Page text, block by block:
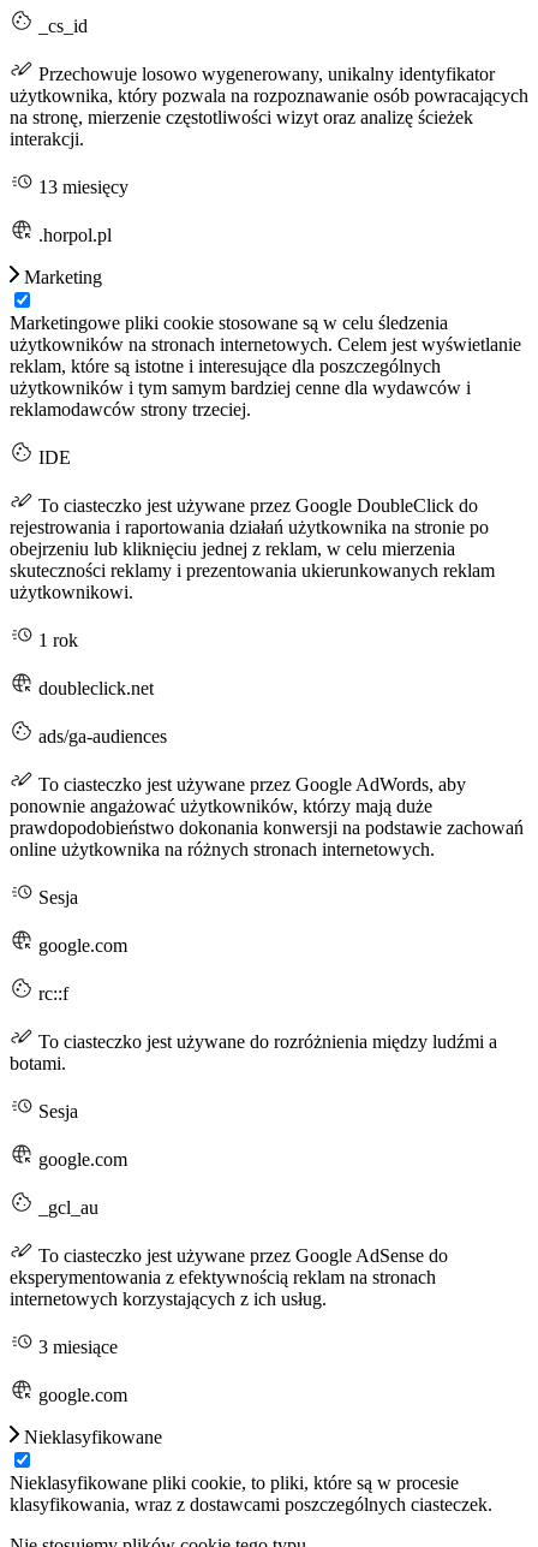
_cs_id
Przechowuje losowo wygenerowany, unikalny identyfikator
użytkownika, który pozwala na rozpoznawanie osób powracających
na stronę, mierzenie częstotliwości wizyt oraz analizę ścieżek
interakcji.
13 miesięcy
.horpol.pl
Marketing
Marketingowe pliki cookie stosowane są w celu śledzenia
użytkowników na stronach internetowych. Celem jest wyświetlanie
reklam, które są istotne i interesujące dla poszczególnych
użytkowników i tym samym bardziej cenne dla wydawców i
reklamodawców strony trzeciej.
IDE
To ciasteczko jest używane przez Google DoubleClick do
rejestrowania i raportowania działań użytkownika na stronie po
obejrzeniu lub kliknięciu jednej z reklam, w celu mierzenia
skuteczności reklamy i prezentowania ukierunkowanych reklam
użytkownikowi.
1 rok
doubleclick.net
ads/ga-audiences
To ciasteczko jest używane przez Google AdWords, aby
ponownie angażować użytkowników, którzy mają duże
prawdopodobieństwo dokonania konwersji na podstawie zachowań
online użytkownika na różnych stronach internetowych.
Sesja
google.com
rc::f
To ciasteczko jest używane do rozróżnienia między ludźmi a
botami.
Sesja
google.com
_gcl_au
To ciasteczko jest używane przez Google AdSense do
eksperymentowania z efektywnością reklam na stronach
internetowych korzystających z ich usług.
3 miesiące
google.com
Nieklasyfikowane
Nieklasyfikowane pliki cookie, to pliki, które są w procesie
klasyfikowania, wraz z dostawcami poszczególnych ciasteczek.